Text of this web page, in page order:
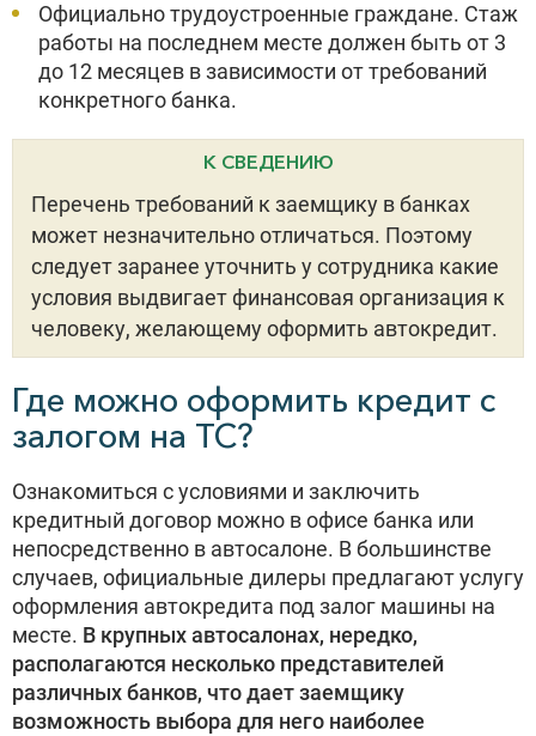
Официально трудоустроенные граждане. Стаж
работы на последнем месте должен быть от 3
до 12 месяцев в зависимости от требований
конкретного банка.
К СВЕДЕНИЮ
Перечень требований к заемщику в банках
может незначительно отличаться. Поэтому
следует заранее уточнить у сотрудника какие
условия выдвигает финансовая организация к
человеку, желающему оформить автокредит.
Где можно оформить кредит с
залогом на ТС?
Ознакомиться с условиями и заключить
кредитный договор можно в офисе банка или
непосредственно в автосалоне. В большинстве
случаев, официальные дилеры предлагают услугу
оформления автокредита под залог машины на
месте. В крупных автосалонах, нередко,
располагаются несколько представителей
различных банков, что дает заемщику
возможность выбора для него наиболее